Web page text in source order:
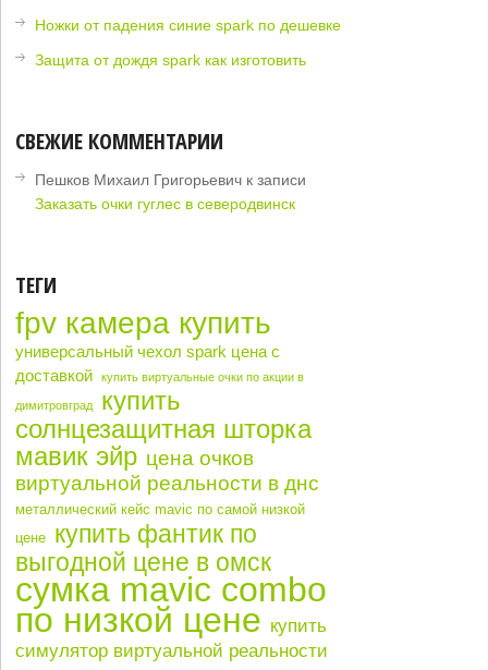
Ножки от падения синие spark по дешевке
Защита от дождя spark как изготовить
СВЕЖИЕ КОММЕНТАРИИ
Пешков Михаил Григорьевич к записи
Заказать очки гуглес в северодвинск
ТЕГИ
fpv камера купить
универсальный чехол spark цена с
доставкой
купить виртуальные очки по акции в
димитровград
купить
солнцезащитная шторка
мавик эйр цена очков
виртуальной реальности в днс
металлический кейс mavic по самой низкой
цене купить фантик по
выгодной цене в омск
сумка mavic combo
по низкой цене купить
симулятор виртуальной реальности